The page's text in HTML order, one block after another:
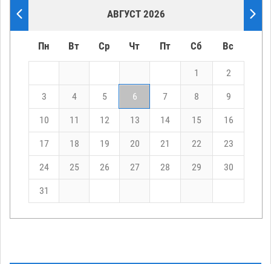
АВГУСТ 2026
Пн Вт Ср Чт Пт Сб Вс
1 2
3 4 5 6 7 8 9
10 11 12 13 14 15 16
17 18 19 20 21 22 23
24 25 26 27 28 29 30
31